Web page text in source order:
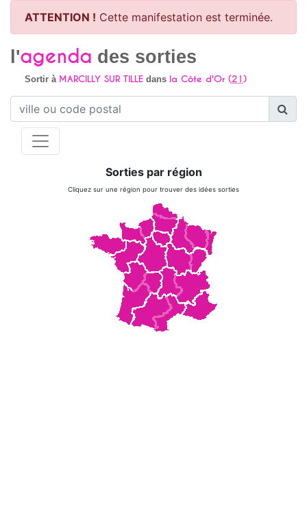
ATTENTION ! Cette manifestation est terminée.
l'agenda des sorties
Sortir à MARCILLY SUR TILLEdans la Côte d'Or (21)
Sorties par région
Cliquez sur une région pour trouver des idées sorties